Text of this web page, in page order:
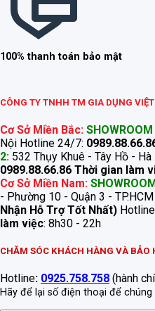
100% thanh toán bảo mật
CÔNG TY TNHH TM GIA DỤNG VIỆT
Cơ Sở Miền Bắc:
Nội Hotline 24/7:
2: 532 Thụy Khuê - Tây Hồ -
0989.88.66.86 Thời gian làm
Cơ Sở Miền Nam:
- Phường 10 - Quận 3 - TP.HCM
Nhận Hỗ Trợ Tốt Nhất)
làm việc: 8h30 - 22h
CHĂM SÓC KHÁCH HÀNG VÀ BẢO
Hotline: 0925.758.758 (hành
Hãy để lại số điện thoại để